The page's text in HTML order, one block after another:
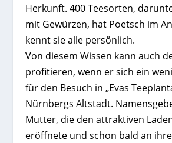
Herkunft. 400 Teesorten,
mit Gewürzen, hat Poetsch im
kennt sie alle persönlich.
Von diesem Wissen kann auch
profitieren, wenn er sich ein
für den Besuch in „Evas
Nürnbergs Altstadt.
Mutter, die den attraktiven
eröffnete und schon bald an